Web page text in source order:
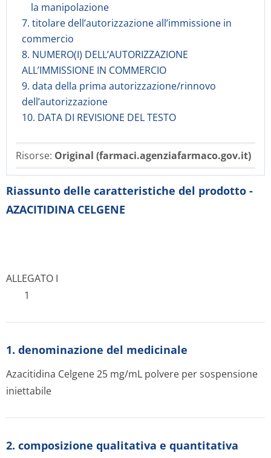
la manipolazione
7. titolare dell’autorizzazione all’immissione in
commercio
8. NUMERO(I) DELL’AUTORIZZAZIONE
ALL’IMMISSIONE IN COMMERCIO
9. data della prima autorizzazione/rinnovo
dell’autorizzazione
10. DATA DI REVISIONE DEL TESTO
Risorse: Original (farmaci.agenziafarmaco.gov.it)
Riassunto delle caratteristiche del prodotto -
AZACITIDINA CELGENE
ALLEGATO I
1
1. denominazione del medicinale
Azacitidina Celgene 25 mg/mL polvere per sospensione
iniettabile
2. composizione qualitativa e quantitativa